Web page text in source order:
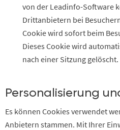
von der Leadinfo-Software
Drittanbietern bei
Cookie wird sofort beim
Dieses Cookie wird
nach einer Sitzung gelöscht.
Personalisierung
Es können Cookies verwendet
Anbietern stammen. Mit Ihrer